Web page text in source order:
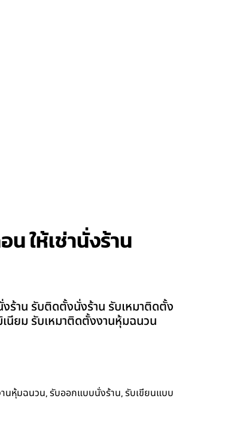
ให้เช่านั่งร้าน
าน รับติดตั้งนั่งร้าน รับเหมาติดตั้ง
นียม รับเหมาติดตั้งงานหุ้มฉนวน
นหุ้มฉนวน,รับออกแบบนั่งร้าน,รับเขียนแบบ